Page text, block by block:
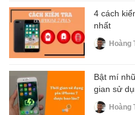
4 cách
nhất
Hoàng
Bật mí
gian sử
Hoàng